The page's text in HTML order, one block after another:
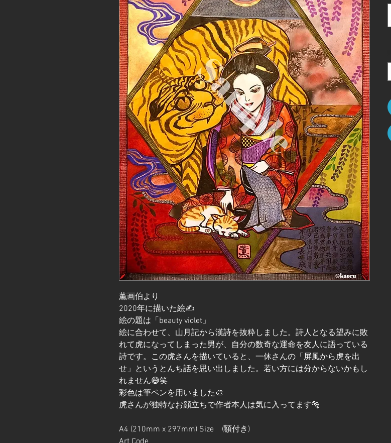
薫画伯より
2020年に描いた絵✍️
絵の題は「beauty violet」
絵に合わせて、山月記から漢詩を抜粋しました。詩人となる望みに敗
れて虎になってしまった男が、自分の数奇な運命を友人に語っている
詩です。この虎さんを描いていると、一休さんの「屏風から虎を出
せ」というとんち話を思い出しました。若い方には分からないかもし
れません😅笑
彩色は筆ペンを用いました🎨
虎さんが独特なお顔立ちで作者本人は気に入ってます🐅
A4 (210mm x 297mm) Size (額付き)